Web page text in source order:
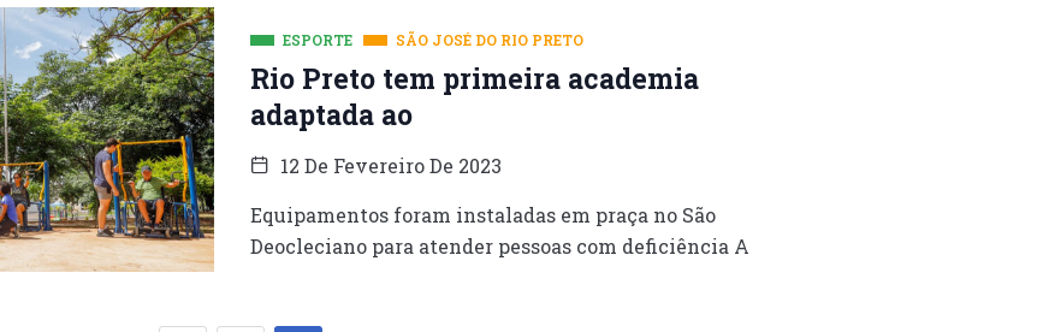
ESPORTE SÃO JOSÉ DO RIO PRETO
Rio Preto tem primeira academia
adaptada ao
12 De Fevereiro De 2023
Equipamentos foram instaladas em praça no São
Deocleciano para atender pessoas com deficiência A